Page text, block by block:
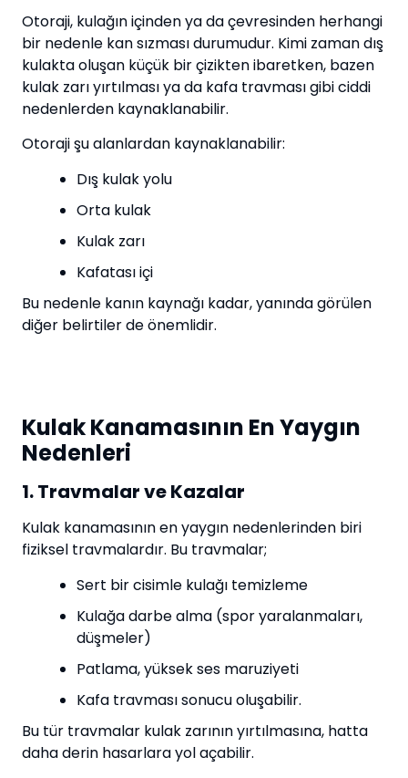
Otoraji, kulağın içinden ya da çevresinden herhangi
bir nedenle kan sızması durumudur. Kimi zaman dış
kulakta oluşan küçük bir çizikten ibaretken, bazen
kulak zarı yırtılması ya da kafa travması gibi ciddi
nedenlerden kaynaklanabilir.
Otoraji şu alanlardan kaynaklanabilir:
Dış kulak yolu
Orta kulak
Kulak zarı
Kafatası içi
Bu nedenle kanın kaynağı kadar, yanında görülen
diğer belirtiler de önemlidir.
Kulak Kanamasının En Yaygın
Nedenleri
1. Travmalar ve Kazalar
Kulak kanamasının en yaygın nedenlerinden biri
fiziksel travmalardır. Bu travmalar;
Sert bir cisimle kulağı temizleme
Kulağa darbe alma (spor yaralanmaları,
düşmeler)
Patlama, yüksek ses maruziyeti
Kafa travması sonucu oluşabilir.
Bu tür travmalar kulak zarının yırtılmasına, hatta
daha derin hasarlara yol açabilir.